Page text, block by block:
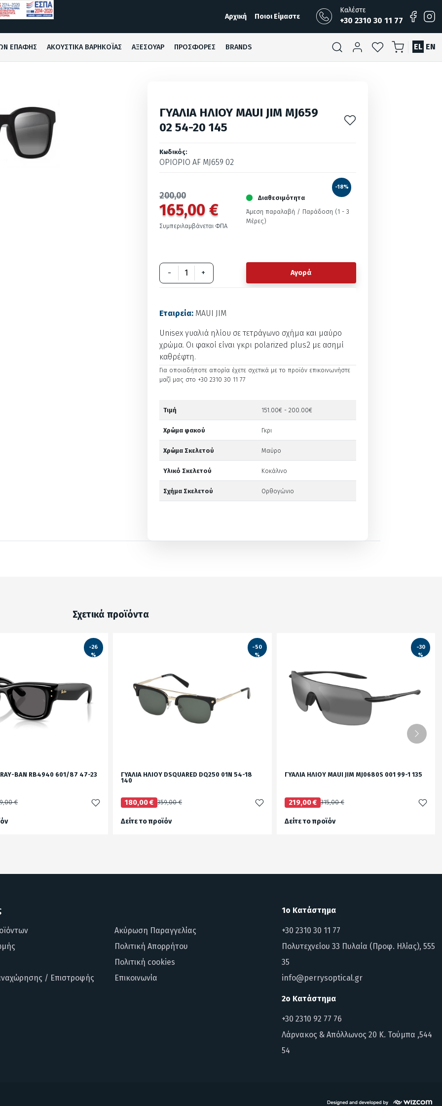
Αρχική Ποιοι Είμαστε
Καλέστε
+30 2310 30 11 77
ΕΠΑΦΗΣ ΑΚΟΥΣΤΙΚΑ ΒΑΡΗΚΟΪΑΣ ΑΞΕΣΟΥΑΡ ΠΡΟΣΦΟΡΕΣ BRANDS EL EN
ΓΥΑΛΙΑ ΗΛΙΟΥ MAUI JIM MJ659
02 54-20 145
Κωδικός:
OPIOPIO AF MJ659 02
200,00
165,00 €
-18%
Συμπεριλαμβάνεται ΦΠΑ
Διαθεσιμότητα
Άμεση παραλαβή / Παράδoση (1 - 3
Μέρες)
- + Αγορά
Εταιρεία: MAUI JIM
Unisex γυαλιά ηλίου σε τετράγωνο σχήμα και μαύρο
χρώμα. Οι φακοί είναι γκρι polarized plus2 με ασημί
καθρέφτη.
Για οποιαδήποτε απορία έχετε σχετικά με το προϊόν επικοινωνήστε
μαζί μας στο +30 2310 30 11 77
Τιμή 151.00€ - 200.00€
Χρώμα φακού Γκρι
Χρώμα Σκελετού Μαύρο
Υλικό Σκελετού Κοκάλινο
Σχήμα Σκελετού Ορθογώνιο
Σχετικά προϊόντα
-26
%
RΑΥ-BΑΝ RB4940 601/87 47-23
€
-50
%
ΓΥΑΛΙΑ ΗΛΙΟΥ DSQUARED DQ250 01N 54-18
140
180,00 € 359,00 €
Δείτε το προϊόν
-30
%
ΓΥΑΛΙΑ ΗΛΙΟΥ MAUI JIM MJ0680S 001 99-1 135
219,00 € 315,00 €
Δείτε το προϊόν
/ Επιστροφής
Ακύρωση Παραγγελίας
Πολιτική Απορρήτου
Πολιτική cookies
Επικοινωνία
1ο Κατάστημα
+30 2310 30 11 77
Πολυτεχνείου 33 Πυλαία (Προφ. Ηλίας), 555
35
info@perrysoptical.gr
2ο Κατάστημα
+30 2310 92 77 76
Λάρνακος & Απόλλωνος 20 Κ. Τούμπα ,544
54